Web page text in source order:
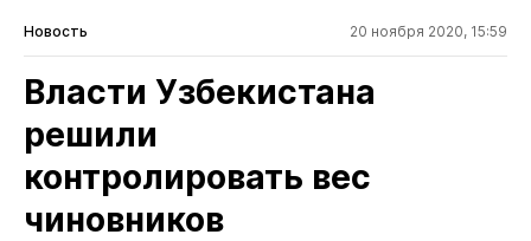
Новость 20 ноября 2020, 15:59
Власти Узбекистана
решили
контролировать вес
чиновников